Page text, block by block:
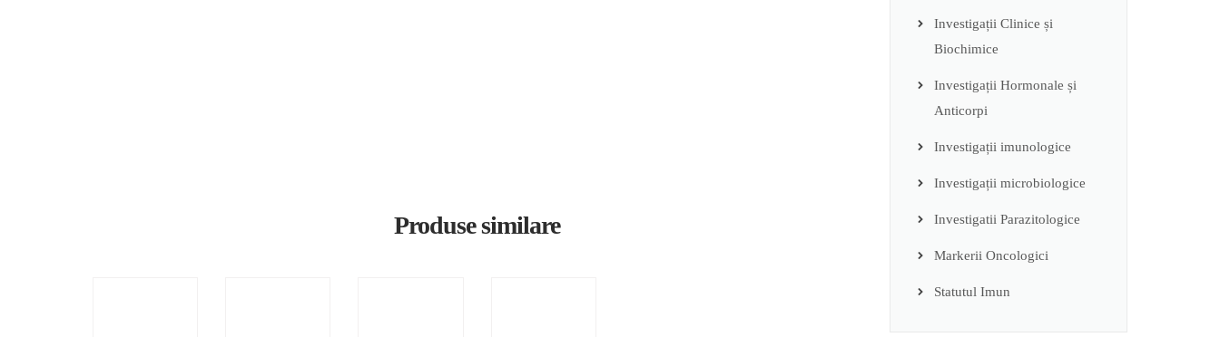
Produse similare
Investigații Clinice și
Biochimice
Investigații Hormonale și
Anticorpi
Investigații imunologice
Investigații microbiologice
Investigatii Parazitologice
Markerii Oncologici
Statutul Imun